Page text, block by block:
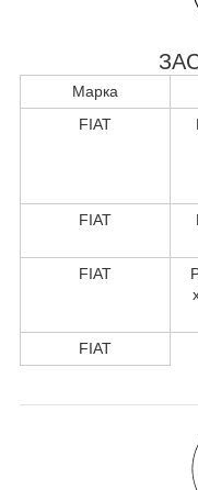
Марка
FIAT
FIAT
FIAT
FIAT